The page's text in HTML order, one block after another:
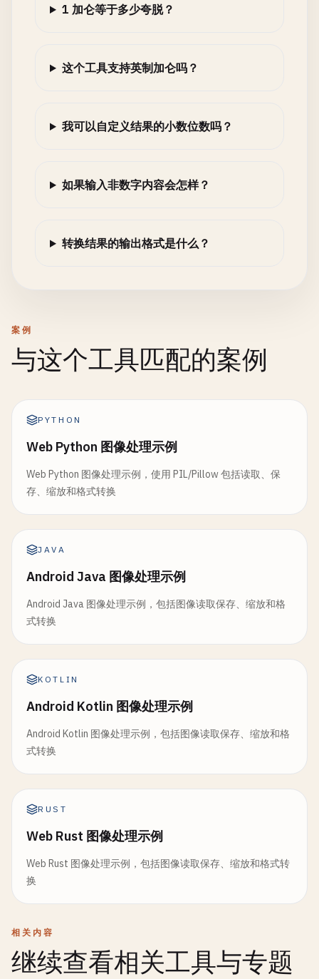
1 加仑等于多少夸脱？
这个工具支持英制加仑吗？
我可以自定义结果的小数位数吗？
如果输入非数字内容会怎样？
转换结果的输出格式是什么？
案例
与这个工具匹配的案例
PYTHON
Web Python 图像处理示例
Web Python 图像处理示例，使用 PIL/Pillow 包括读取、保
存、缩放和格式转换
JAVA
Android Java 图像处理示例
Android Java 图像处理示例，包括图像读取保存、缩放和格
式转换
KOTLIN
Android Kotlin 图像处理示例
Android Kotlin 图像处理示例，包括图像读取保存、缩放和格
式转换
RUST
Web Rust 图像处理示例
Web Rust 图像处理示例，包括图像读取保存、缩放和格式转
换
相关内容
继续查看相关工具与专题